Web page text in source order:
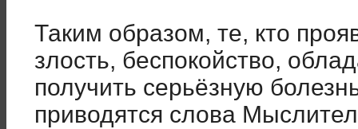
Таким образом, те, кто
злость, беспокойство,
получить серьёзную
приводятся слова